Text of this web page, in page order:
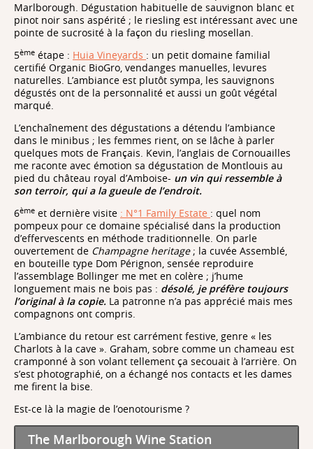
Marlborough. Dégustation habituelle de sauvignon blanc et
pinot noir sans aspérité ; le riesling est intéressant avec une
pointe de sucrosité à la façon du riesling mosellan.
5ème étape : Huia Vineyards : un petit domaine familial
certifié Organic BioGro, vendanges manuelles, levures
naturelles. L’ambiance est plutôt sympa, les sauvignons
dégustés ont de la personnalité et aussi un goût végétal
marqué.
L’enchaînement des dégustations a détendu l’ambiance
dans le minibus ; les femmes rient, on se lâche à parler
quelques mots de Français. Kevin, l’anglais de Cornouailles
me raconte avec émotion sa dégustation de Montlouis au
pied du château royal d’Amboise- un vin qui ressemble à
son terroir, qui a la gueule de l’endroit.
6ème et dernière visite : N°1 Family Estate : quel nom
pompeux pour ce domaine spécialisé dans la production
d’effervescents en méthode traditionnelle. On parle
ouvertement de Champagne heritage ; la cuvée Assemblé,
en bouteille type Dom Pérignon, sensée reproduire
l’assemblage Bollinger me met en colère ; j’hume
longuement mais ne bois pas : désolé, je préfère toujours
l’original à la copie. La patronne n’a pas apprécié mais mes
compagnons ont compris.
L’ambiance du retour est carrément festive, genre « les
Charlots à la cave ». Graham, sobre comme un chameau est
cramponné à son volant tellement ça secouait à l’arrière. On
s’est photographié, on a échangé nos contacts et les dames
me firent la bise.
Est-ce là la magie de l’oenotourisme ?
The Marlborough Wine Station